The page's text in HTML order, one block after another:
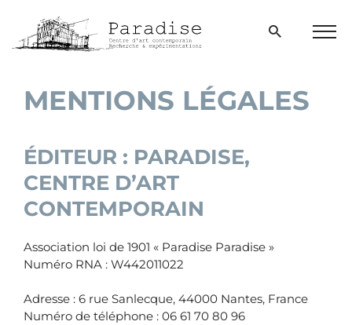
directement
au
Ouvrir
⌂>Mentions légales
MENTIONS LÉGALES
ÉDITEUR : PARADISE,
CENTRE D’ART
CONTEMPORAIN
Association loi de 1901 « Paradise Paradise »
Numéro RNA : W442011022
Adresse : 6 rue Sanlecque, 44000 Nantes, France
Numéro de téléphone : 06 61 70 80 96